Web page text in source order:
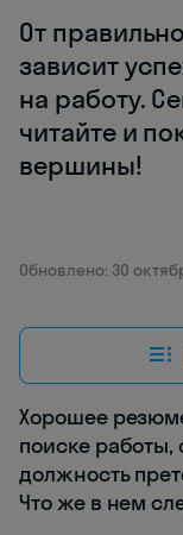
От
зависит
на работу.
читайте и
вершины!
Обновлено: 30
Хорошее
поиске работы,
должность
Что же в нем